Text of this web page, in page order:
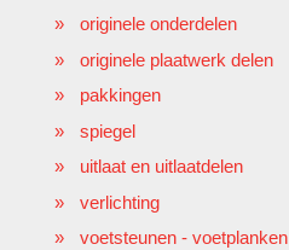
originele onderdelen
originele plaatwerk delen
pakkingen
spiegel
uitlaat en uitlaatdelen
verlichting
voetsteunen - voetplanken